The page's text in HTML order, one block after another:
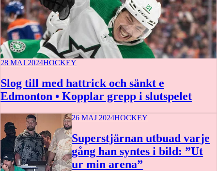
28 MAJ 2024HOCKEY
Slog till med hattrick och sänkt e
Edmonton • Kopplar grepp i slutspelet
26 MAJ 2024HOCKEY
Superstjärnan utbuad varje
gång han syntes i bild: ”Ut
ur min arena”